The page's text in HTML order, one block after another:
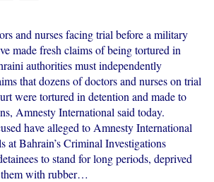
and nurses facing trial before a military
made fresh claims of being tortured in
authorities must independently
that dozens of doctors and nurses on trial
were tortured in detention and made to
Amnesty International said today.
have alleged to Amnesty International
at Bahrain’s Criminal Investigations
to stand for long periods, deprived
them with rubber…